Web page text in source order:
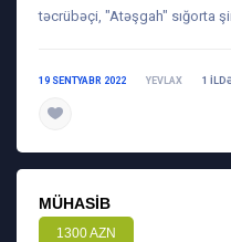
təcrübəçi, "Atəşgah" sığorta
19 SENTYABR 2022 YEVLAX 1
MÜHASIB
1300 AZN